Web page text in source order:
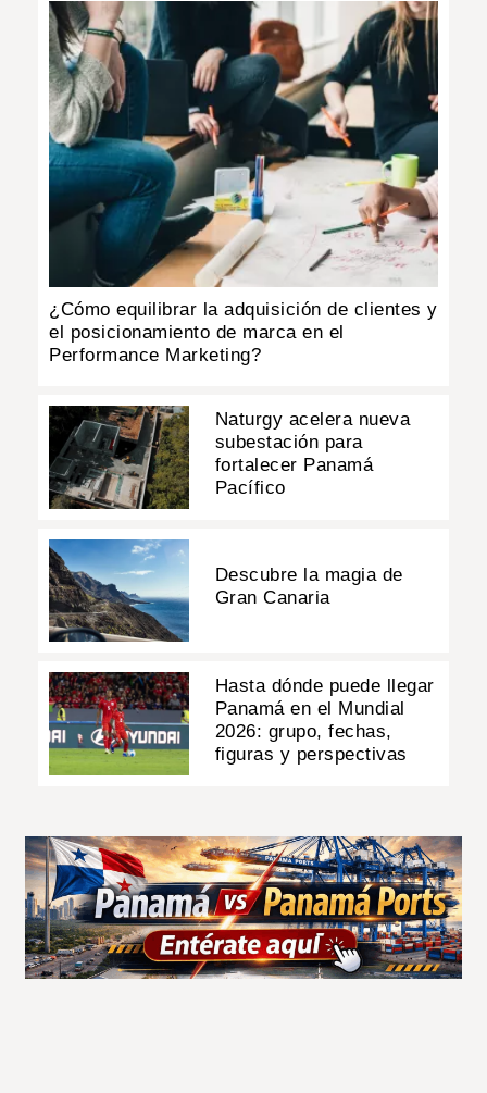
¿Cómo equilibrar la adquisición de clientes y
el posicionamiento de marca en el
Performance Marketing?
Naturgy acelera nueva
subestación para
fortalecer Panamá
Pacífico
Descubre la magia de
Gran Canaria
Hasta dónde puede llegar
Panamá en el Mundial
2026: grupo, fechas,
figuras y perspectivas